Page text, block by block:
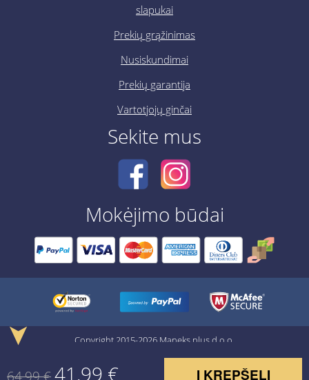
slapukai
Prekių grąžinimas
Nusiskundimai
Prekių garantija
Vartotjojų ginčai
Sekite mus
Mokėjimo būdai
Copyright 2015-2026 Maneks plus d.o.o.
41,99 € Į KREPŠELĮ